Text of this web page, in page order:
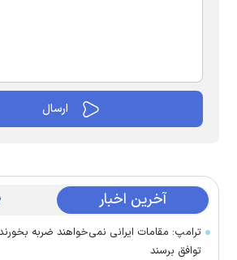
آخرین اخبار
ترامپ: مقامات ایرانی نمی‌خواهند ضربه
توافق برسند